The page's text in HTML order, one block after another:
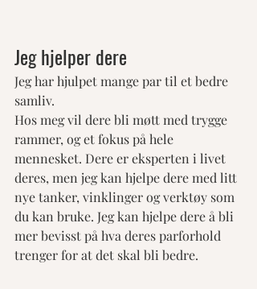
Jeg hjelper dere
Jeg har hjulpet mange par til et bedre
samliv.
Hos meg vil dere bli møtt med trygge
rammer, og et fokus på hele
mennesket. Dere er eksperten i livet
deres, men jeg kan hjelpe dere med litt
nye tanker, vinklinger og verktøy som
du kan bruke. Jeg kan hjelpe dere å bli
mer bevisst på hva deres parforhold
trenger for at det skal bli bedre.